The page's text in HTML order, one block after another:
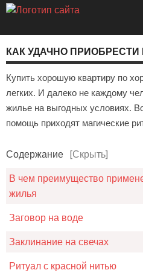
КАК УДАЧНО ПРИОБРЕСТИ
Купить хорошую квартиру по
легких. И далеко не каждому
жилье на выгодных условиях.
помощь приходят магические
Содержание [Скрыть]
В чем преимущество
жилья
Заговор на воде
Заклинание на свечах
Ритуал с красной нитью